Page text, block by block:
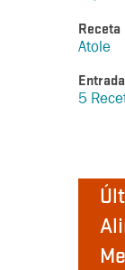
Receta
Atole
5